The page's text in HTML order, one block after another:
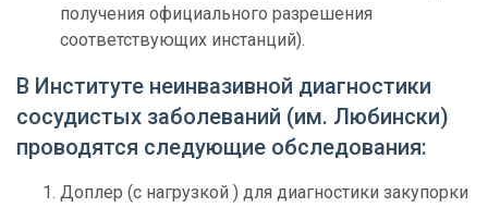
получения официального разрешения
соответствующих инстанций).
В Институте неинвазивной диагностики
сосудистых заболеваний (им. Любински)
проводятся следующие обследования:
Доплер (с нагрузкой ) для диагностики закупорки